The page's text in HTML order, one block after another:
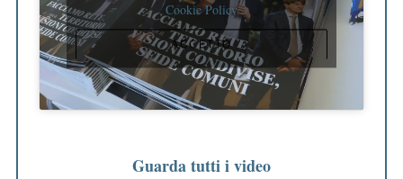
Cookie Policy
ACCETTO
Guarda tutti i video